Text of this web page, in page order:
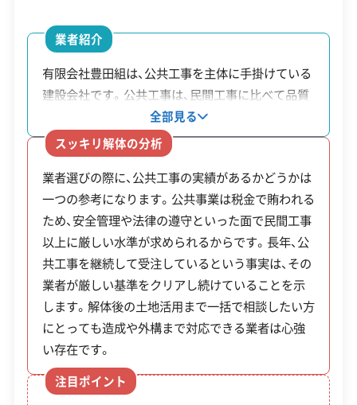
こうした状況から空き家問題は深刻さを増してお
り、2024年から2025年にかけて、市は所有者不明だ
った厳原地区の元ホテルを約7,000万円の公費で解
体する「行政代執行」に踏み切りました。
域全体の安全を守るために公的な力が必要な段階
にあることを示す、象徴的な出来事といえるでしょ
解体工事・空き家対策の補助金
倒壊の危険がある空き家を対象とした解体補
安全対策・リスク管理
工事賠償責任保険 違反歴なし 表彰・受賞
現場清掃
ISO認証
電子マニフェスト 地域貢献・ボランティア
顧客対応・サービス(17)
自社ホームページ 無料見積もり 不要品回収
不要品買取
不動産取引
補助金・助成金申請 土地活用
滅失登記
建設リサイクル届
近隣挨拶
翌営業日連絡
クレジットカード
解体ローン SNS 土対応
日祝対応
※項目にカーソルを合わせると詳細な説明が表示されます。
業者紹介
有限会社豊田組は、公共工事を主体に手掛けている
建設会社です。公共工事は、民間工事に比べて品質
や安全管理の基準が厳しく設定されています。長年
そうした工事を請け負ってきた実績があるため、個
人が依頼する解体工事においても丁寧で安全な施
工が期待できます。また、解体後の宅地造成・外構
工事・リフォームまで一貫して対応しているため、
複数の業者を探す手間が省けます。
全部見る
スッキリ解体の分析
業者選びの際に、公共工事の実績があるかどうかは
一つの参考になります。公共事業は税金で賄われる
ため、安全管理や法律の遵守といった面で民間工事
以上に厳しい水準が求められるからです。長年、公
共工事を継続して受注しているという事実は、その
業者が厳しい基準をクリアし続けていることを示
します。解体後の土地活用まで一括で相談したい方
にとっても造成や外構まで対応できる業者は心強
い存在です。
注目ポイント